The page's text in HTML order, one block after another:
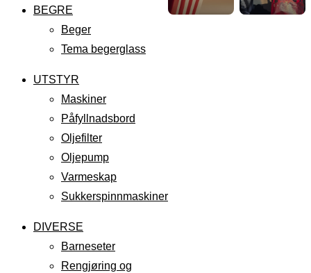
BEGRE
Beger
Tema begerglass
UTSTYR
Maskiner
Påfyllnadsbord
Oljefilter
Oljepump
Varmeskap
Sukkerspinnmaskiner
DIVERSE
Barneseter
Rengjøring og